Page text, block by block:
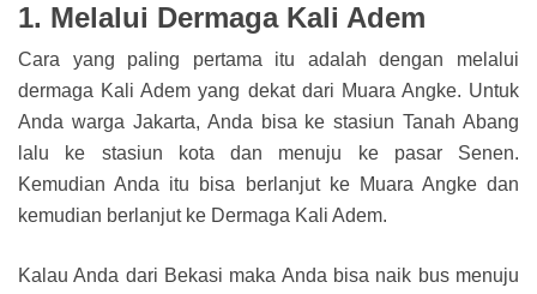
1. Melalui Dermaga Kali Adem
Cara yang paling pertama itu adalah dengan melalui
dermaga Kali Adem yang dekat dari Muara Angke. Untuk
Anda warga Jakarta, Anda bisa ke stasiun Tanah Abang
lalu ke stasiun kota dan menuju ke pasar Senen.
Kemudian Anda itu bisa berlanjut ke Muara Angke dan
kemudian berlanjut ke Dermaga Kali Adem.
Kalau Anda dari Bekasi maka Anda bisa naik bus menuju